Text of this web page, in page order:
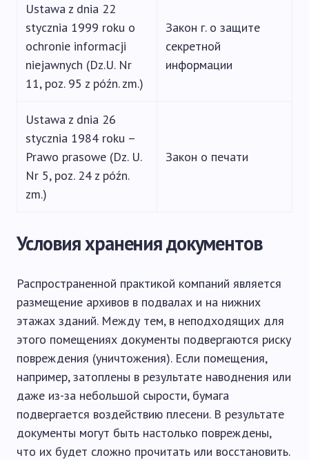
Ustawa z dnia 22
stycznia 1999 roku o
ochronie informacji
niejawnych (Dz.U. Nr
11, poz. 95 z późn. zm.)
Закон г. о защите
секретной
информации
Ustawa z dnia 26
stycznia 1984 roku –
Prawo prasowe (Dz. U.
Nr 5, poz. 24 z późn.
zm.)
Закон о печати
Условия хранения документов
Распространенной практикой компаний является
размещение архивов в подвалах и на нижних
этажах зданий. Между тем, в неподходящих для
этого помещениях документы подвергаются риску
повреждения (уничтожения). Если помещения,
например, затоплены в результате наводнения или
даже из-за небольшой сырости, бумага
подвергается воздействию плесени. В результате
документы могут быть настолько повреждены,
что их будет сложно прочитать или восстановить.